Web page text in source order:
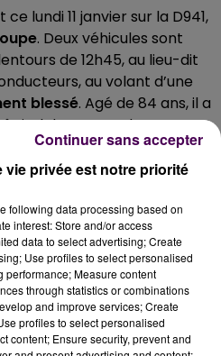
ce lundi 11 janvier sur la D941,
. Deux véhicules sont
de 12h45, au lieu-dit
au volant d’une
blessé. Agé de 84 ans, il a
de Nogent-le-Rotrou.
s’en est sortie
de pompiers , en
de La Loupe, Bretoncelles
mobilisée sur cette
vie privée est notre priorité
following data processing based on
interest: Store and/or access
data to select advertising; Create
Use profiles to select personalised
Measure content
through statistics or combinations
and improve services; Create
profiles to select personalised
content; Ensure security, prevent and
Continuer sans accepter